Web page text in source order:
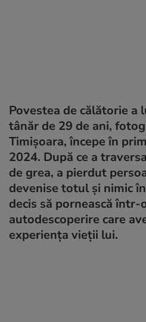
Povestea de călătorie a
tânăr de 29 de ani,
Timișoara, începe în
2024. După ce a
de grea, a pierdut
devenise totul și nimic
decis să pornească într-
autodescoperire care
experiența vieții lui.